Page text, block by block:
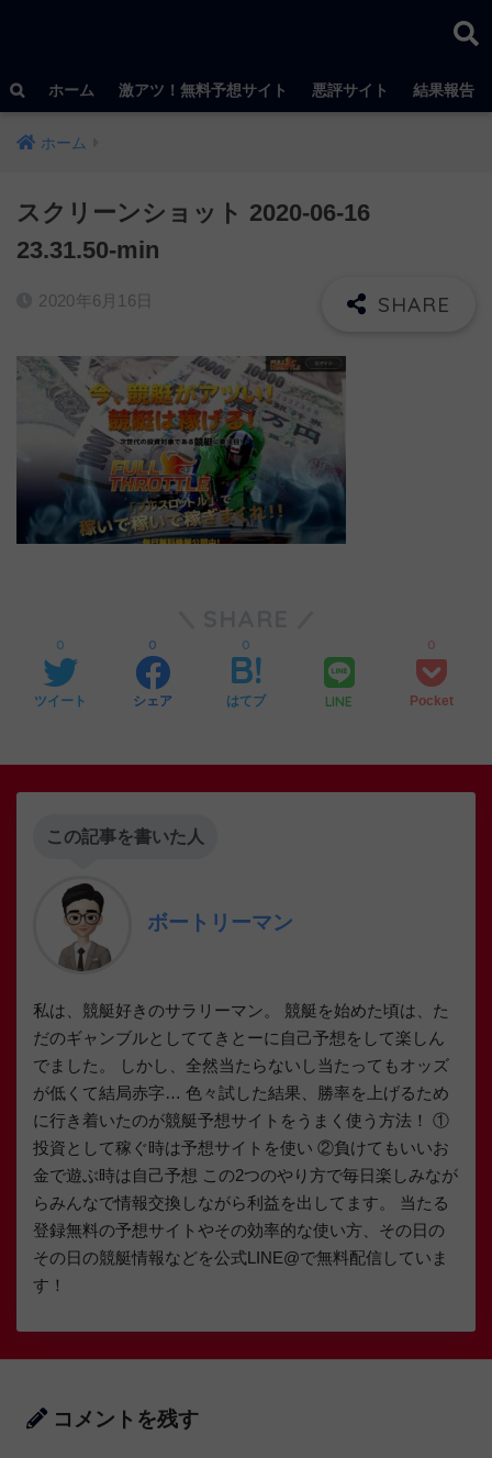
ホーム 激アツ！無料予想サイト 悪評サイト 結果報告
ホーム
スクリーンショット 2020-06-16
23.31.50-min
2020年6月16日
ツイート
0
シェア
0
はてブ
0
LINE Pocket
0
この記事を書いた人
ボートリーマン
私は、競艇好きのサラリーマン。 競艇を始めた頃は、た
だのギャンブルとしててきとーに自己予想をして楽しん
でました。 しかし、全然当たらないし当たってもオッズ
が低くて結局赤字… 色々試した結果、勝率を上げるため
に行き着いたのが競艇予想サイトをうまく使う方法！ ①
投資として稼ぐ時は予想サイトを使い ②負けてもいいお
金で遊ぶ時は自己予想 この2つのやり方で毎日楽しみなが
らみんなで情報交換しながら利益を出してます。 当たる
登録無料の予想サイトやその効率的な使い方、その日の
その日の競艇情報などを公式LINE@で無料配信していま
す！
コメントを残す